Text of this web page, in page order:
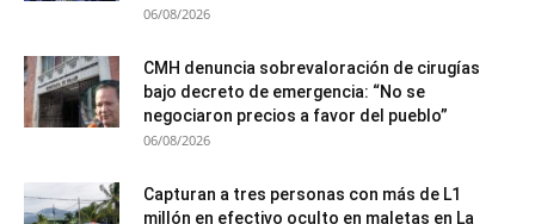
06/08/2026
CMH denuncia sobrevaloración de cirugías
bajo decreto de emergencia: “No se
negociaron precios a favor del pueblo”
06/08/2026
Capturan a tres personas con más de L1
millón en efectivo oculto en maletas en La